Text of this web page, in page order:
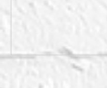
最高
三、
四、
五、
屋